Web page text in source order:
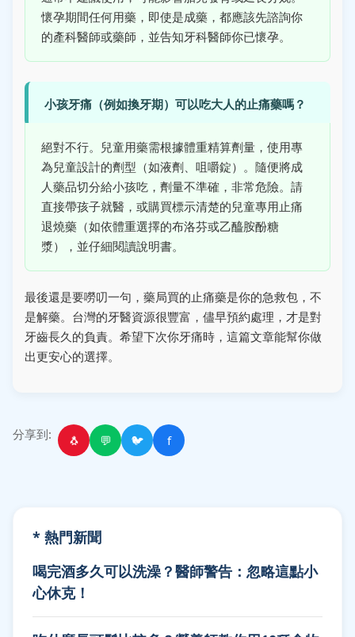
懷孕期間任何用藥，即使是成藥，都應該先諮詢你
的產科醫師或藥師，並告知牙科醫師你已懷孕。
小孩牙痛（例如換牙期）可以吃大人的止痛藥嗎？
絕對不行。兒童用藥需根據體重精算劑量，使用專
為兒童設計的劑型（如液劑、咀嚼錠）。隨便將成
人藥品切分給小孩吃，劑量不準確，非常危險。請
直接帶孩子就醫，或購買標示清楚的兒童專用止痛
退燒藥（如依體重選擇的布洛芬或乙醯胺酚糖
漿），並仔細閱讀說明書。
最後還是要嘮叨一句，藥局買的止痛藥是你的急救包，不
是解藥。台灣的牙醫資源很豐富，儘早預約處理，才是對
牙齒長久的負責。希望下次你牙痛時，這篇文章能幫你做
出更安心的選擇。
分享到: 🐧 💬 🐦 f
* 熱門新聞
喝完酒多久可以洗澡？醫師警告：忽略這點小
心休克！